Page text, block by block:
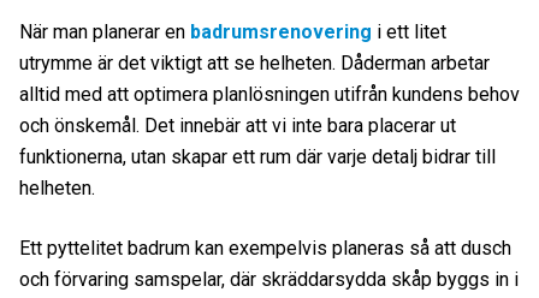
När man planerar en badrumsrenovering i ett litet
utrymme är det viktigt att se helheten. Dåderman arbetar
alltid med att optimera planlösningen utifrån kundens behov
och önskemål. Det innebär att vi inte bara placerar ut
funktionerna, utan skapar ett rum där varje detalj bidrar till
helheten.
Ett pyttelitet badrum kan exempelvis planeras så att dusch
och förvaring samspelar, där skräddarsydda skåp byggs in i